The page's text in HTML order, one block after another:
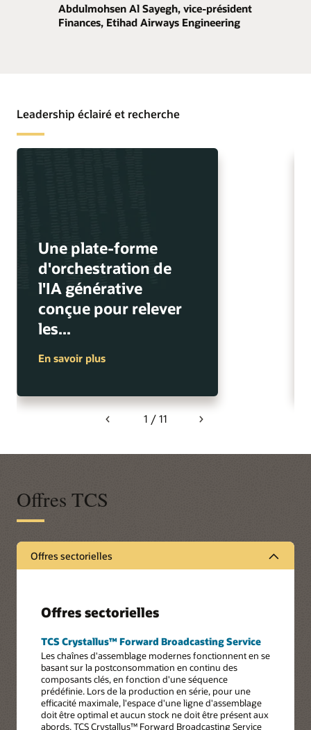
Abdulmohsen Al Sayegh, vice-président
Finances, Etihad Airways Engineering
Leadership éclairé et recherche
Une plate-forme
d'orchestration de
l'IA générative
conçue pour relever
les...
En savoir plus
1 / 11
Offres TCS
Offres sectorielles
Offres sectorielles
TCS Crystallus™ Forward Broadcasting Service
Les chaînes d'assemblage modernes fonctionnent en se
basant sur la postconsommation en continu des
composants clés, en fonction d'une séquence
prédéfinie. Lors de la production en série, pour une
efficacité maximale, l'espace d'une ligne d'assemblage
doit être optimal et aucun stock ne doit être présent aux
abords. TCS Crystallus™ Forward Broadcasting Service